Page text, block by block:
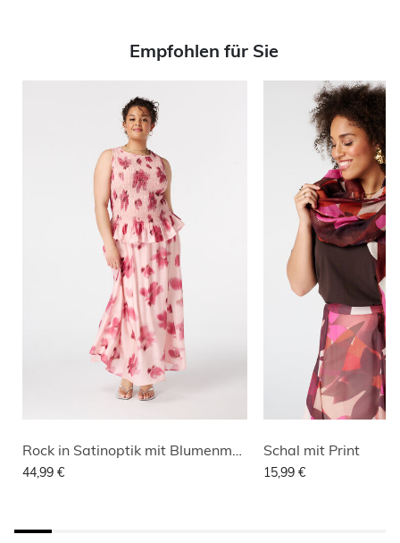
Empfohlen für Sie
44,99 €
Schal mit Print
15,99 €